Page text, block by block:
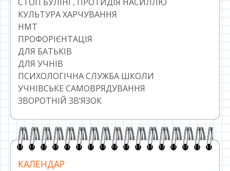
КУЛЬТУРА ХАРЧУВАННЯ
НМТ
ПРОФОРІЄНТАЦІЯ
ДЛЯ БАТЬКІВ
ДЛЯ УЧНІВ
ПСИХОЛОГІЧНА СЛУЖБА ШКОЛИ
УЧНІВСЬКЕ САМОВРЯДУВАННЯ
ЗВОРОТНІЙ ЗВ’ЯЗОК
КАЛЕНДАР